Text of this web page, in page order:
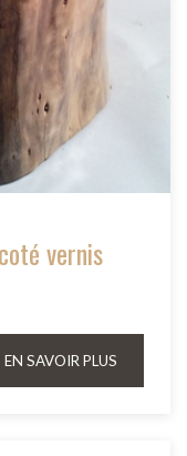
vernis
EN SAVOIR PLUS